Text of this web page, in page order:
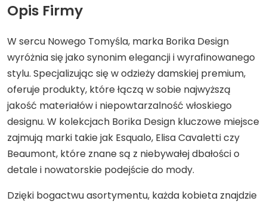
Opis Firmy
W sercu Nowego Tomyśla, marka Borika Design
wyróżnia się jako synonim elegancji i wyrafinowanego
stylu. Specjalizując się w odzieży damskiej premium,
oferuje produkty, które łączą w sobie najwyższą
jakość materiałów i niepowtarzalność włoskiego
designu. W kolekcjach Borika Design kluczowe miejsce
zajmują marki takie jak Esqualo, Elisa Cavaletti czy
Beaumont, które znane są z niebywałej dbałości o
detale i nowatorskie podejście do mody.
Dzięki bogactwu asortymentu, każda kobieta znajdzie